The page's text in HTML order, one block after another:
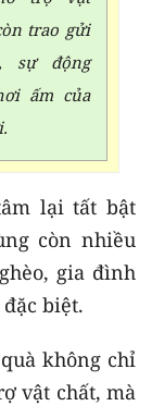
trao gửi
sự động
ấm của
lại tất bật
còn nhiều
gia đình
biệt.
không chỉ
vật chất, mà